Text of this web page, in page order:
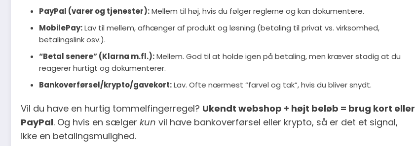
PayPal (varer og tjenester):Mellem til høj, hvis du følger reglerne og kan dokumentere.
MobilePay:Lav til mellem, afhænger af produkt og løsning (betaling til privat vs. virksomhed,
betalingslink osv.).
“Betal senere” (Klarna m.fl.):Mellem. God til at holde igen på betaling, men kræver stadig at du
reagerer hurtigt og dokumenterer.
Bankoverførsel/krypto/gavekort:Lav. Ofte nærmest “farvel og tak”, hvis du bliver snydt.
Vil du have en hurtig tommelfingerregel? Ukendt webshop + højt beløb = brug kort eller
PayPal. Og hvis en sælger kun vil have bankoverførsel eller krypto, så er det et signal,
ikke en betalingsmulighed.